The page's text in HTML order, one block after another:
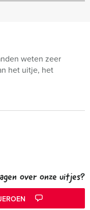
weten zeer
het uitje, het
over onze uitjes?